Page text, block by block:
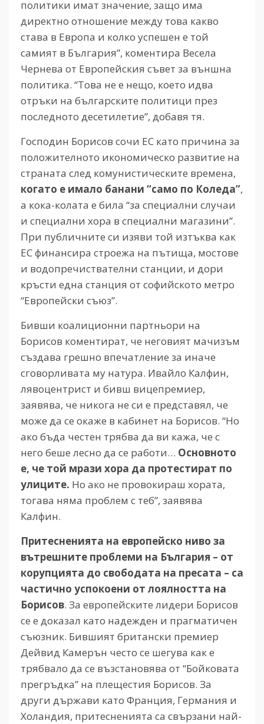
политики имат значение, защо има
директно отношение между това какво
става в Европа и колко успешен е той
самият в България”, коментира Весела
Чернева от Европейския съвет за външна
политика. “Това не е нещо, което идва
отръки на българските политици през
последното десетилетие”, добавя тя.
Господин Борисов сочи ЕС като причина за
положителното икономическо развитие на
страната след комунистическите времена,
когато е имало банани “само по Коледа”,
а кока-колата е била “за специални случаи
и специални хора в специални магазини”.
При публичните си изяви той изтъква как
ЕС финансира строежа на пътища, мостове
и водопречиствателни станции, и дори
кръсти една станция от софийското метро
“Европейски съюз”.
Бивши коалиционни партньори на
Борисов коментират, че неговият мачизъм
създава грешно впечатление за иначе
сговорливата му натура. Ивайло Калфин,
лявоцентрист и бивш вицепремиер,
заявява, че никога не си е представял, че
може да се окаже в кабинет на Борисов. “Но
ако бъда честен трябва да ви кажа, че с
него беше лесно да се работи… Основното
е, че той мрази хора да протестират по
улиците. Но ако не провокираш хората,
тогава няма проблем с теб”, заявява
Калфин.
Притесненията на европейско ниво за
вътрешните проблеми на България – от
корупцията до свободата на пресата – са
частично успокоени от лоялността на
Борисов. За европейските лидери Борисов
се е доказал като надежден и прагматичен
съюзник. Бившият британски премиер
Дейвид Камерън често се шегува как е
трябвало да се възстановява от “Бойковата
прегръдка” на плещестия Борисов. За
други държави като Франция, Германия и
Холандия, притесненията са свързани най-